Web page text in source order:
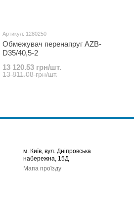
Артикул: 1280250
Обмежувач перенапруг AZB-
D35/40,5-2
13 811.08 грн/шт.
13 120.53 грн/шт.
м. Київ, вул. Дніпровська
набережна, 15Д
Мапа проїзду